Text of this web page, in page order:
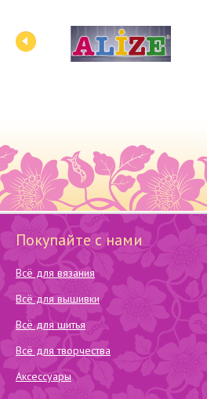
Покупайте с нами
Всё для вязания
Всё для вышивки
Всё для шитья
Всё для творчества
Аксессуары